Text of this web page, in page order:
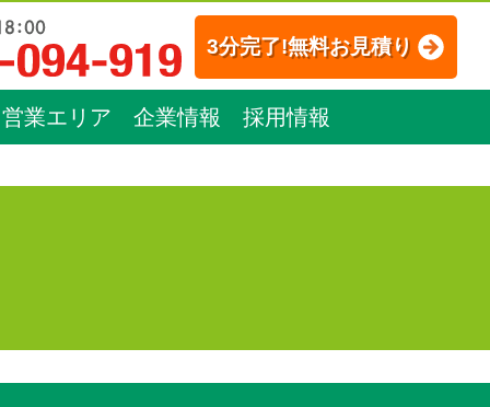
3分完了!無料お見積り
営業エリア 企業情報 採用情報